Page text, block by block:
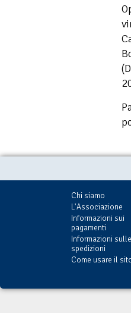
Chi siamo
L'Associazione
Informazioni sui
pagamenti
Informazioni sulle
spedizioni
Come usare il